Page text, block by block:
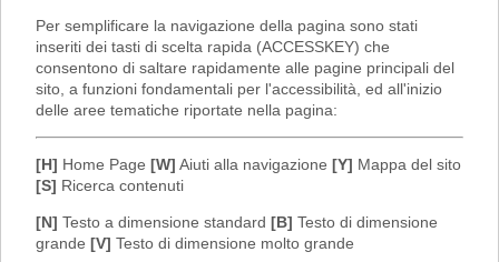
Per semplificare la navigazione della pagina sono stati
inseriti dei tasti di scelta rapida (ACCESSKEY) che
consentono di saltare rapidamente alle pagine principali del
sito, a funzioni fondamentali per l'accessibilità, ed all'inizio
delle aree tematiche riportate nella pagina:
[H] Home Page [W] Aiuti alla navigazione [Y] Mappa del sito
[S] Ricerca contenuti
[N] Testo a dimensione standard [B] Testo di dimensione
grande [V] Testo di dimensione molto grande